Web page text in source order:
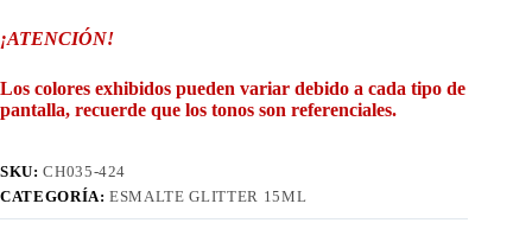
¡ATENCIÓN!
Los colores exhibidos pueden variar debido a cada tipo de
pantalla, recuerde que los tonos son referenciales.
SKU:CH035-424
CATEGORÍA:ESMALTE GLITTER 15ML